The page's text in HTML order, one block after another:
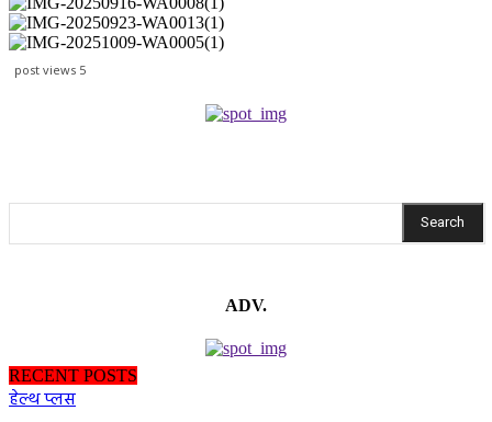
post views 5
Search
ADV.
RECENT POSTS
हेल्थ प्लस